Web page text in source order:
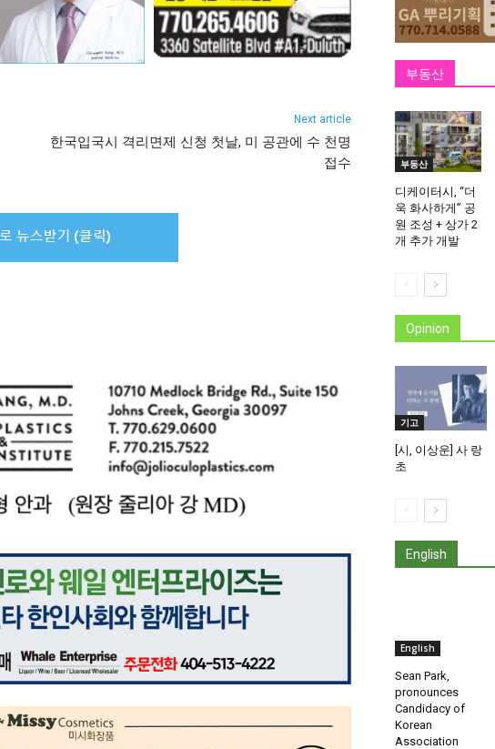
Next article
한국입국시 격리면제 신청 첫날, 미 공관에 수 천명
접수
부동산
부동산
디케이터시, “더
욱 화사하게” 공
원 조성 + 상가 2
개 추가 개발
Opinion
기고
[시, 이상운] 사 랑
초
English
English
Sean Park,
pronounces
Candidacy of
Korean
Association